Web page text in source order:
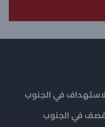
في الجنوب
في الجنوب